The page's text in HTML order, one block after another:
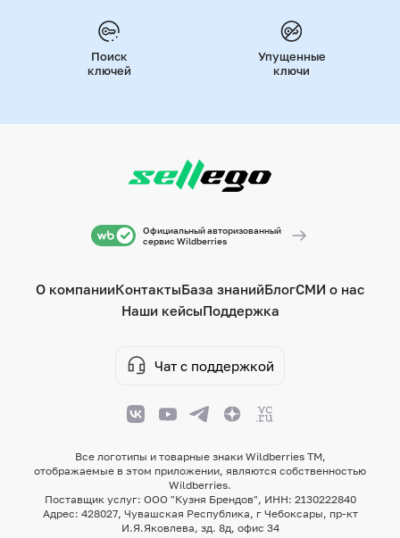
Поиск
ключей
Упущенные
ключи
Официальный авторизованный
сервис Wildberries
Все логотипы и товарные знаки Wildberries TM,
отображаемые в этом приложении, являются собственностью
Wildberries.
Поставщик услуг: ООО "Кузня Брендов", ИНН: 2130222840
Адрес: 428027, Чувашская Республика, г Чебоксары, пр-кт
И.Я.Яковлева, зд. 8д, офис 34
О компанииКонтактыБаза знанийБлогСМИ о нас
Наши кейсыПоддержка
Чат с поддержкой